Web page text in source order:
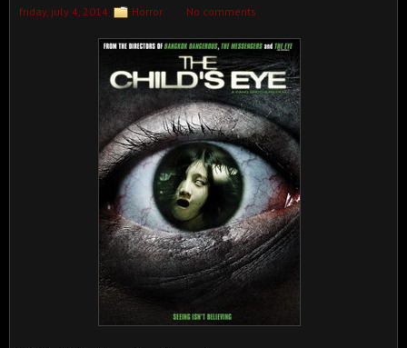
friday, july 4, 2014 Horror No comments